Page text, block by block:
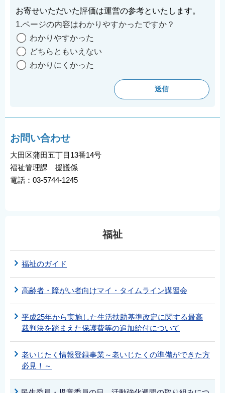
お寄せいただいた評価は運営の参考といたします。
1.ページの内容はわかりやすかったですか？
わかりやすかった
どちらともいえない
わかりにくかった
お問い合わせ
大田区蒲田五丁目13番14号
福祉管理課 援護係
電話：03-5744-1245
福祉
福祉のガイド
高齢者・障がい者向けマイ・タイムライン講習会
平成25年から実施した生活扶助基準改定に関する最高
裁判決を踏まえた保護費等の追加給付について
老いじたく情報登録事業～老いじたくの準備ができた方
必見！～